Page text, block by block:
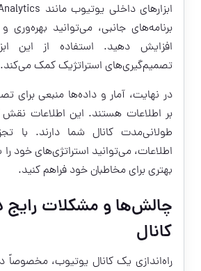
برنامه‌های جانبی، می‌توانید بهره‌وری
افزایش دهید. استفاده از این
تصمیم‌گیری‌های استراتژیک کمک می‌کند.
در نهایت، آمار و داده‌ها منبعی برای
بر اطلاعات هستند. این اطلاعات
طولانی‌مدت کانال شما دارند. با
اطلاعات، می‌توانید استراتژی‌های خود
بهتری برای مخاطبان خود فراهم کنید.
چالش‌ها و مشکلات رایج
کانال
راه‌اندازی یک کانال یوتیوب، مخصوصاً